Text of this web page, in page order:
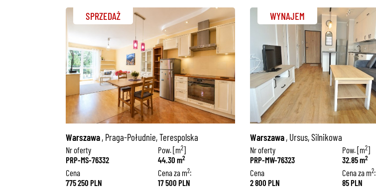
SPRZEDAŻ
Warszawa, Praga-Południe, Terespolska
Nr oferty
PRP-MS-76332
Pow. [m2]
44.30 m2
Cena
775 250 PLN
Cena za m2:
17 500 PLN
WYNAJEM
Warszawa, Ursus, Silnikowa
Nr oferty
PRP-MW-76323
Pow. [m2]
32.85 m2
Cena
2 800 PLN
Cena za m2:
85 PLN